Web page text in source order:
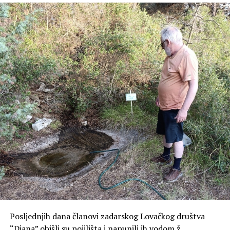
Obraćajući se okupljenima,Ksenija
Abramovićposvjedočila je kako je cijeli njezin životni
put obilježila spoznaja da Bog čovjeku ne otkriva
unaprijed cijeli put, nego ga vodi korak po korak. „Bog mi
nikada nije pokazao cijeli put, samo sljedeći korak“,
istaknula je autorica, naglasivši kako knjiga nije priča o
uspjehu, nego svjedočanstvo o Božjoj vjernosti kroz
kušnje, čekanja, neizvjesnosti i milosti koje su obilježile
njezin život.
Govoreći o nastanku Laudato televizije i brojnim
projektima koji su iz nje proizašli, autorica je naglasila
kako najveća djela ne nastaju iz ljudske snage, nego iz
otvorenosti Božjem vodstvu i spremnosti da se odgovori
na njegov poziv.
dugogodišnjoj podršci i prijateljstvu, don Marku Dokozi
Posljednjih dana članovi zadarskog Lovačkog društva